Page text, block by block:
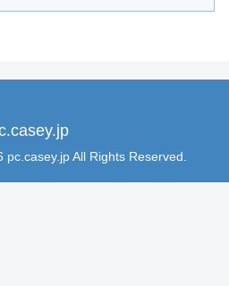
All Rights Reserved.